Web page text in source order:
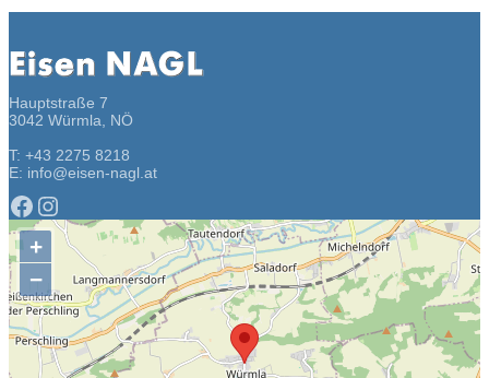
Hauptstraße 7
3042 Würmla, NÖ
T: +43 2275 8218
E: info@eisen-nagl.at
Facebook Instagram
+
−